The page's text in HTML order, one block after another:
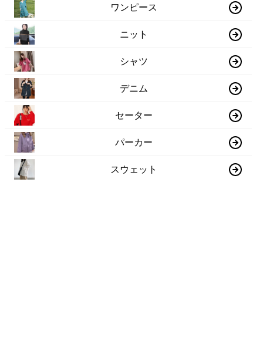
ワンピース
ニット
シャツ
デニム
セーター
パーカー
スウェット